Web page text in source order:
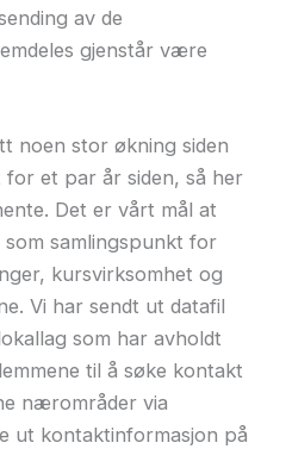
av de
gjenstår være
noen stor økning siden
et par år siden, så her
Det er vårt mål at
samlingspunkt for
kursvirksomhet og
Vi har sendt ut datafil
som har avholdt
til å søke kontakt
nærområder via
ut kontaktinformasjon på